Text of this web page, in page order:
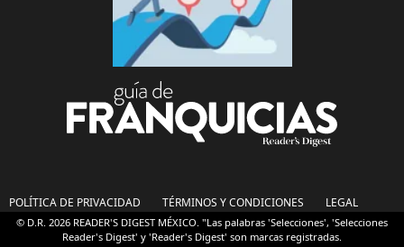
POLÍTICA DE PRIVACIDAD TÉRMINOS Y CONDICIONES LEGAL
© D.R. 2026 READER'S DIGEST MÉXICO. "Las palabras 'Selecciones', 'Selecciones
Reader's Digest' y 'Reader's Digest' son marcas registradas.